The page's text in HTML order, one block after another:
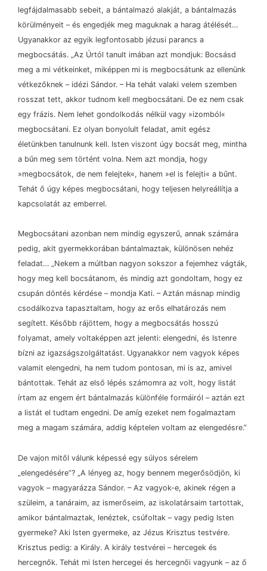
legfájdalmasabb sebeit, a bántalmazó alakját, a bántalmazás
körülményeit –és engedjék meg maguknak a harag átélését…
Ugyanakkor az egyik legfontosabb jézusi parancs a
megbocsátás. „Az Úrtól tanult imában azt mondjuk: Bocsásd
meg a mi vétkeinket, miképpen mi is megbocsátunk az ellenünk
vétkezőknek –idézi Sándor. –Ha tehát valaki velem szemben
rosszat tett, akkor tudnom kell megbocsátani. De ez nem csak
egy frázis. Nem lehet gondolkodás nélkül vagy »izomból«
megbocsátani. Ez olyan bonyolult feladat, amit egész
életünkben tanulnunk kell. Isten viszont úgy bocsát meg, mintha
a bűn meg sem történt volna. Nem azt mondja, hogy
»megbocsátok, de nem felejtek«, hanem »el is felejti« a bűnt.
Tehát ő úgy képes megbocsátani, hogy teljesen helyreállítja a
kapcsolatát az emberrel.
Megbocsátani azonban nem mindig egyszerű, annak számára
pedig, akit gyermekkorában bántalmaztak, különösen nehéz
feladat… „Nekem a múltban nagyon sokszor a fejemhez vágták,
hogy meg kell bocsátanom, és mindig azt gondoltam, hogy ez
csupán döntés kérdése –mondja Kati. –Aztán másnap mindig
csodálkozva tapasztaltam, hogy az erős elhatározás nem
segített. Később rájöttem, hogy a megbocsátás hosszú
folyamat, amely voltaképpen azt jelenti: elengedni, és Istenre
bízni az igazságszolgáltatást. Ugyanakkor nem vagyok képes
valamit elengedni, ha nem tudom pontosan, mi is az, amivel
bántottak. Tehát az első lépés számomra az volt, hogy listát
írtam az engem ért bántalmazás különféle formáiról –aztán ezt
a listát el tudtam engedni. De amíg ezeket nem fogalmaztam
meg a magam számára, addig képtelen voltam az elengedésre.”
De vajon mitől válunk képessé egy súlyos sérelem
„elengedésére”? „A lényeg az, hogy bennem megerősödjön, ki
vagyok –magyarázza Sándor. –Az vagyok-e, akinek régen a
szüleim, a tanáraim, az ismerőseim, az iskolatársaim tartottak,
amikor bántalmaztak, lenéztek, csúfoltak –vagy pedig Isten
gyermeke? Aki Isten gyermeke, az Jézus Krisztus testvére.
Krisztus pedig: a Király. A király testvérei –hercegek és
hercegnők. Tehát mi Isten hercegei és hercegnői vagyunk –az ő